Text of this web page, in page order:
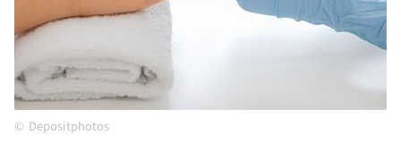
Depositphotos